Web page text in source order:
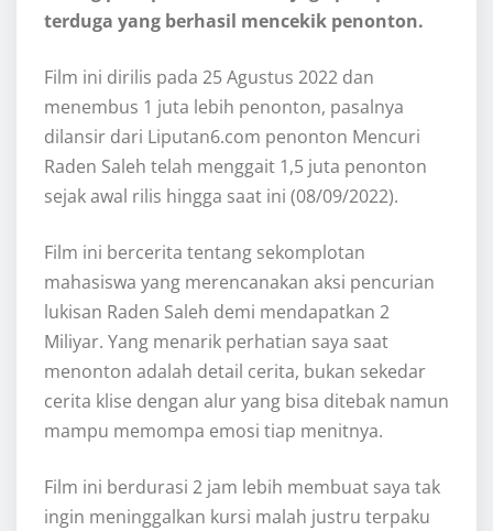
terduga yang berhasil mencekik penonton.
Film ini dirilis pada 25 Agustus 2022 dan
menembus 1 juta lebih penonton, pasalnya
dilansir dari Liputan6.com penonton Mencuri
Raden Saleh telah menggait 1,5 juta penonton
sejak awal rilis hingga saat ini (08/09/2022).
Film ini bercerita tentang sekomplotan
mahasiswa yang merencanakan aksi pencurian
lukisan Raden Saleh demi mendapatkan 2
Miliyar. Yang menarik perhatian saya saat
menonton adalah detail cerita, bukan sekedar
cerita klise dengan alur yang bisa ditebak namun
mampu memompa emosi tiap menitnya.
Film ini berdurasi 2 jam lebih membuat saya tak
ingin meninggalkan kursi malah justru terpaku